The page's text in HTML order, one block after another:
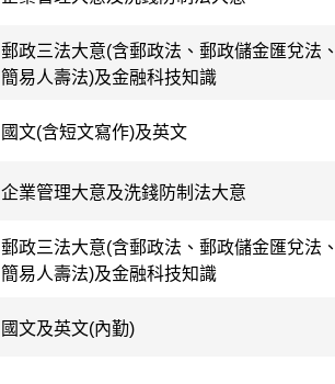
郵政三法大意(含郵政法、郵政儲金匯兌法、
簡易人壽法)及金融科技知識
國文(含短文寫作)及英文
企業管理大意及洗錢防制法大意
郵政三法大意(含郵政法、郵政儲金匯兌法、
簡易人壽法)及金融科技知識
國文及英文(內勤)